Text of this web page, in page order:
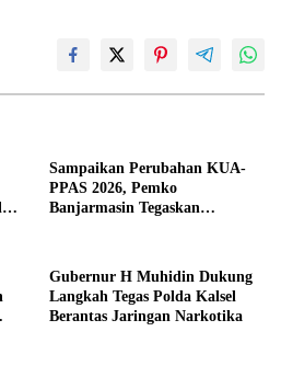
Sampaikan Perubahan KUA-
PPAS 2026, Pemko
Banjarmasin Tegaskan
Gubernur H Muhidin Dukung
Langkah Tegas Polda Kalsel
Berantas Jaringan Narkotika